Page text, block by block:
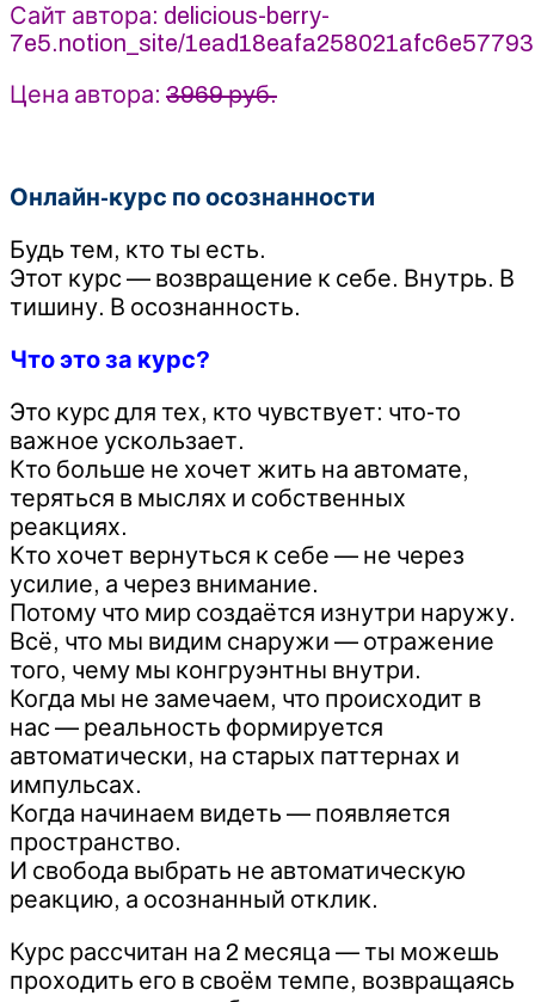
Сайт автора: delicious-berry-
7e5.notion_site/
Цена автора: 3969 руб.
Онлайн-курс по осознанности
Будь тем, кто ты есть.
Этот курс — возвращение к себе. Внутрь. В
тишину. В осознанность.
Что это за курс?
Это курс для тех, кто чувствует: что-то
важное ускользает.
Кто больше не хочет жить на автомате,
теряться в мыслях и собственных
реакциях.
Кто хочет вернуться к себе — не через
усилие, а через внимание.
Потому что мир создаётся изнутри наружу.
Всё, что мы видим снаружи — отражение
того, чему мы конгруэнтны внутри.
Когда мы не замечаем, что происходит в
нас — реальность формируется
автоматически, на старых паттернах и
импульсах.
Когда начинаем видеть — появляется
пространство.
И свобода выбрать не автоматическую
реакцию, а осознанный отклик.
Курс рассчитан на 2 месяца — ты можешь
проходить его в своём темпе, возвращаясь